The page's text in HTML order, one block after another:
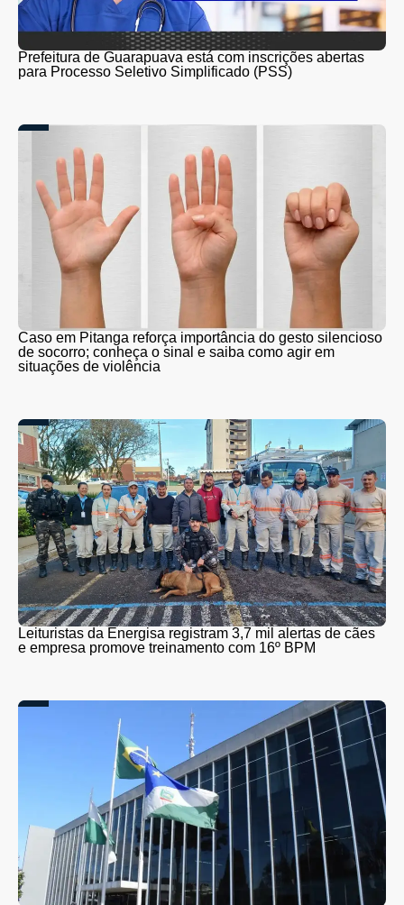
Prefeitura de Guarapuava está com inscrições abertas
para Processo Seletivo Simplificado (PSS)
Caso em Pitanga reforça importância do gesto silencioso
de socorro; conheça o sinal e saiba como agir em
situações de violência
Leituristas da Energisa registram 3,7 mil alertas de cães
e empresa promove treinamento com 16º BPM